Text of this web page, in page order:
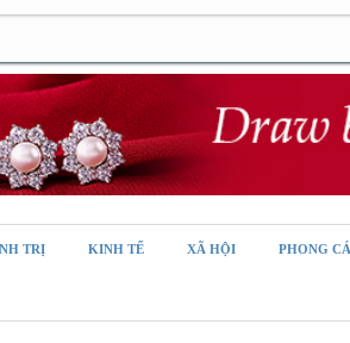
TRỊ KINH TẾ XÃ HỘI PHONG